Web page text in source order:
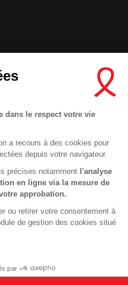
dans le respect votre vie
a recours à des cookies pour
depuis votre navigateur.
précises notamment l'analyse
en ligne via la mesure de
approbation.
ou retirer votre consentement à
de gestion des cookies situé
par
DES DONNÉES
control over what you want to